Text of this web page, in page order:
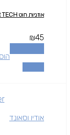
אוזניות חוט POWER TECH
₪45
אודיו וסאונד